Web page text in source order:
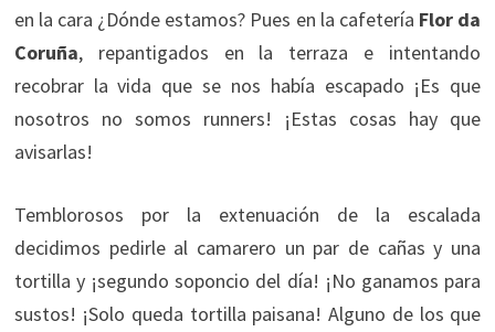
en la cara ¿Dónde estamos? Pues en la cafetería Flor da
Coruña, repantigados en la terraza e intentando
recobrar la vida que se nos había escapado ¡Es que
nosotros no somos runners! ¡Estas cosas hay que
avisarlas!
Temblorosos por la extenuación de la escalada
decidimos pedirle al camarero un par de cañas y una
tortilla y ¡segundo soponcio del día! ¡No ganamos para
sustos! ¡Solo queda tortilla paisana! Alguno de los que